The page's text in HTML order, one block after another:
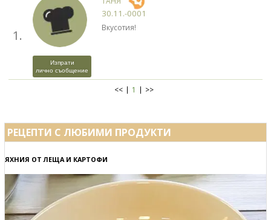
1.
Изпрати
лично съобщение
30.11.-0001
Вкусотия!
<< 1 >>
РЕЦЕПТИ С ЛЮБИМИ ПРОДУКТИ
ЯХНИЯ ОТ ЛЕЩА И КАРТОФИ